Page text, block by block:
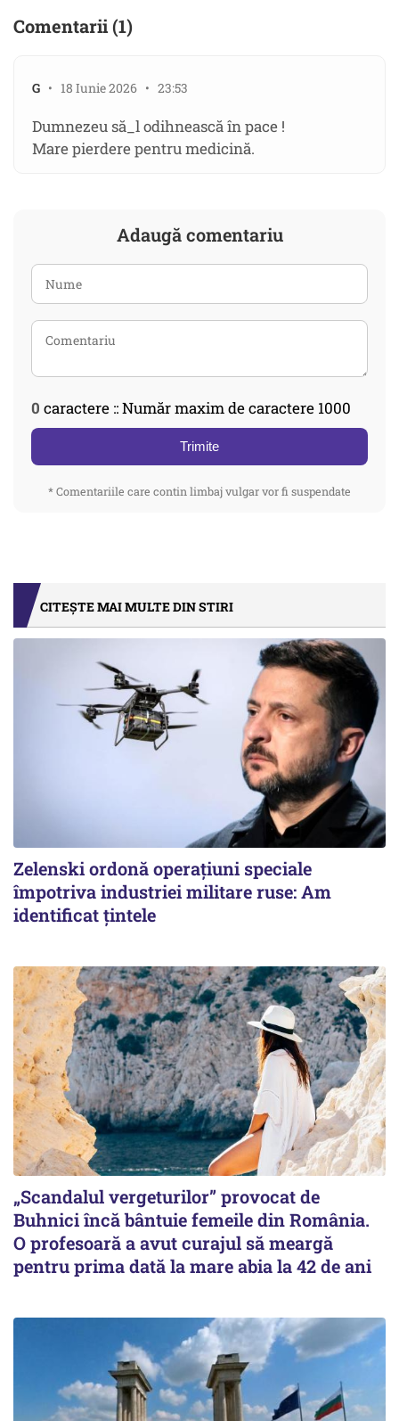
Comentarii (1)
G • 18 Iunie 2026 • 23:53
Dumnezeu să_l odihnească în pace !
Mare pierdere pentru medicină.
Adaugă comentariu
0 caractere :: Număr maxim de caractere 1000
Trimite
* Comentariile care contin limbaj vulgar vor fi suspendate
CITEȘTE MAI MULTE DIN STIRI
Zelenski ordonă operațiuni speciale
împotriva industriei militare ruse: Am
identificat țintele
„Scandalul vergeturilor” provocat de
Buhnici încă bântuie femeile din România.
O profesoară a avut curajul să meargă
pentru prima dată la mare abia la 42 de ani